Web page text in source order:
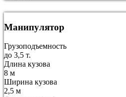
Манипулятор
Грузоподъемность
до 3,5 т.
Длина кузова
8 м
Ширина кузова
2,5 м